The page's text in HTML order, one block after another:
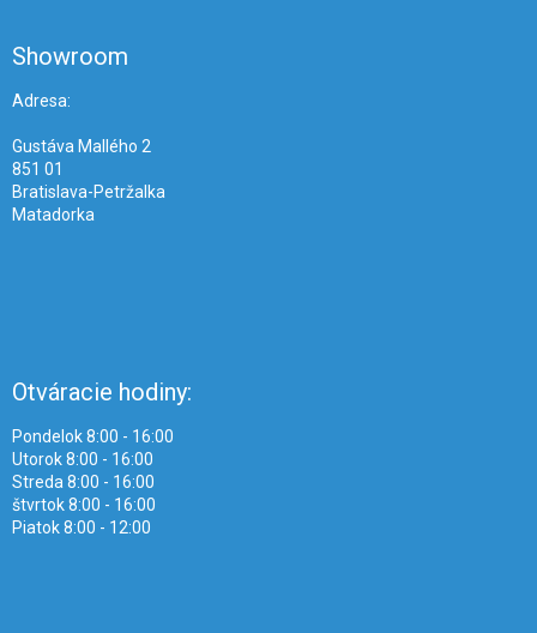
Showroom
Adresa:
Gustáva Mallého 2
851 01
Bratislava-Petržalka
Matadorka
Otváracie hodiny:
Pondelok 8:00 - 16:00
Utorok 8:00 - 16:00
Streda 8:00 - 16:00
štvrtok 8:00 - 16:00
Piatok 8:00 - 12:00